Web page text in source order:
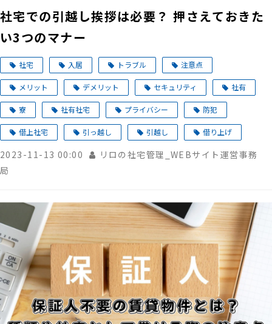
社宅での引越し挨拶は必要？ 押さえておきた
い3つのマナー
社宅 入居 トラブル 注意点
メリット デメリット セキュリティ 社有
寮 社有社宅 プライバシー 防犯
借上社宅 引っ越し 引越し 借り上げ
2023-11-13 00:00
リロの社宅管理_WEBサイト運営事務
局